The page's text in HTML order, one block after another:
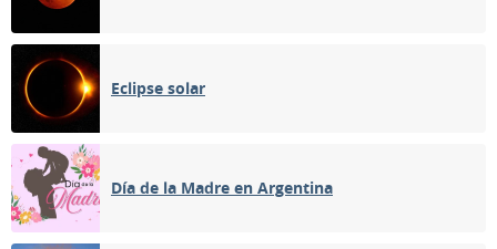
Eclipse solar
Día de la Madre en Argentina